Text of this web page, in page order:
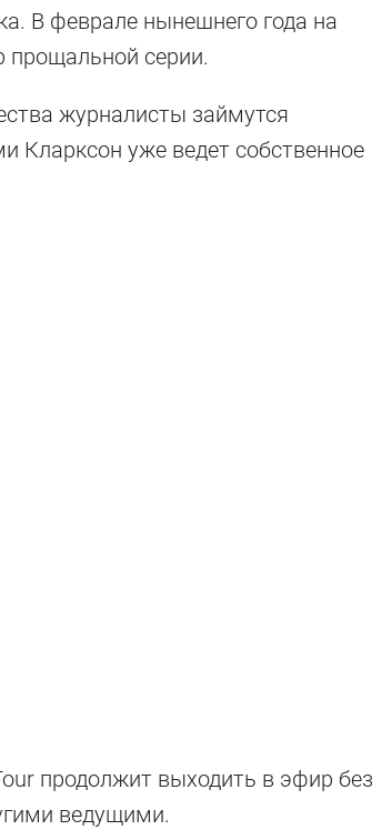
В феврале нынешнего года на
прощальной серии.
журналисты займутся
Кларксон уже ведет собственное
продолжит выходить в эфир без
ведущими.
которые терпеть не может ведущий